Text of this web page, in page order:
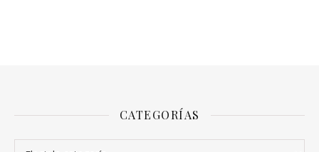
CATEGORÍAS
Categorías